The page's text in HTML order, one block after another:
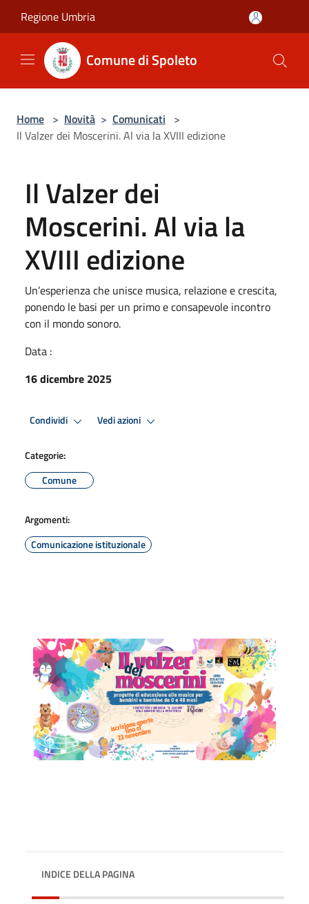
Regione Umbria
Comune di Spoleto
Home > Novità > Comunicati >
Il Valzer dei Moscerini. Al via la XVIII edizione
Il Valzer dei
Moscerini. Al via la
XVIII edizione
Un’esperienza che unisce musica, relazione e crescita,
ponendo le basi per un primo e consapevole incontro
con il mondo sonoro.
Data :
16 dicembre 2025
Condividi Vedi azioni
Categorie:
Comune
Argomenti:
Comunicazione istituzionale
INDICE DELLA PAGINA